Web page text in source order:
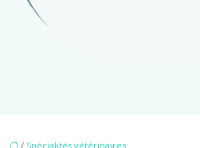
/ Spécialités vétérinaires